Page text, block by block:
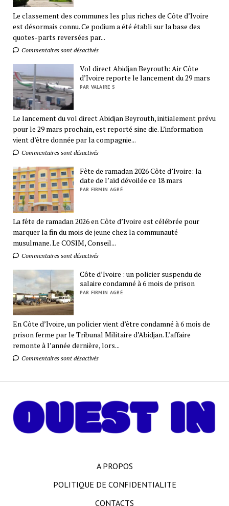
Le classement des communes les plus riches de Côte d’Ivoire
est désormais connu. Ce podium a été établi sur la base des
quotes-parts reversées par...
Commentaires sont désactivés
Vol direct Abidjan Beyrouth: Air Côte
d’Ivoire reporte le lancement du 29 mars
PAR VALAIRE S
Le lancement du vol direct Abidjan Beyrouth, initialement prévu
pour le 29 mars prochain, est reporté sine die. L’information
vient d’être donnée par la compagnie...
Commentaires sont désactivés
Fête de ramadan 2026 Côte d’Ivoire: la
date de l’aïd dévoilée ce 18 mars
PAR FIRMIN AGBÉ
La fête de ramadan 2026 en Côte d’Ivoire est célébrée pour
marquer la fin du mois de jeune chez la communauté
musulmane. Le COSIM, Conseil...
Commentaires sont désactivés
Côte d’Ivoire : un policier suspendu de
salaire condamné à 6 mois de prison
PAR FIRMIN AGBÉ
En Côte d’Ivoire, un policier vient d’être condamné à 6 mois de
prison ferme par le Tribunal Militaire d’Abidjan. L’affaire
remonte à l’année dernière, lors...
Commentaires sont désactivés
A PROPOS
POLITIQUE DE CONFIDENTIALITE
CONTACTS